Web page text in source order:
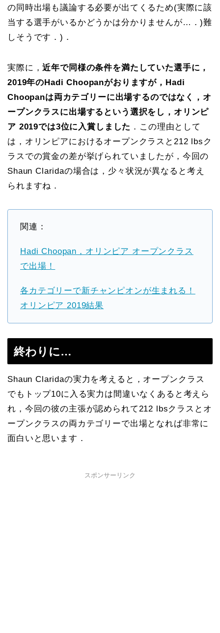
の同時出場も議論する必要が出てくるため(実際に該
当する選手がいるかどうかは分かりませんが…．)難
しそうです．)．
実際に，近年で同様の条件を満たしていた選手に，
2019年のHadi Choopanがおりますが，Hadi
Choopanは両カテゴリーに出場するのではなく，オ
ープンクラスに出場するという選択をし，オリンピ
ア 2019では3位に入賞しました ．この理由として
は，オリンピアにおけるオープンクラスと212 lbsク
ラスでの賞金の差が挙げられていましたが，今回の
Shaun Claridaの場合は，少々状況が異なると考え
られますね．
関連：
Hadi Choopan，オリンピア オープンクラス
で出場！
各カテゴリーで新チャンピオンが生まれる！
オリンピア 2019結果
終わりに…
Shaun Claridaの実力を考えると，オープンクラス
でもトップ10に入る実力は間違いなくあると考えら
れ，今回の彼の主張が認められて212 lbsクラスとオ
ープンクラスの両カテゴリーで出場となれば非常に
面白いと思います．
スポンサーリンク